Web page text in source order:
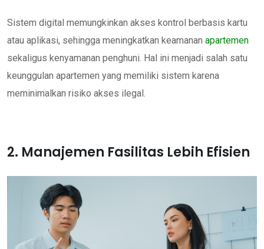
Sistem digital memungkinkan akses kontrol berbasis kartu
atau aplikasi, sehingga meningkatkan keamanan apartemen
sekaligus kenyamanan penghuni. Hal ini menjadi salah satu
keunggulan apartemen yang memiliki sistem karena
meminimalkan risiko akses ilegal.
2. Manajemen Fasilitas Lebih Efisien